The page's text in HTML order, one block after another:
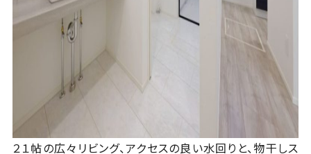
２１帖の広々リビング、アクセスの良い水回りと、物干しス